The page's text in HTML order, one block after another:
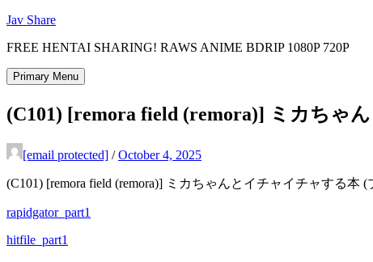
Skip
content
Jav Share
FREE HENTAI SHARING! RAWS ANIME BDRIP 1080P 720P
Primary Menu
(C101) [remora field (remora)] ミカちゃ
[email protected] / October 4, 2025
(C101) [remora field (remora)] ミカちゃんとイチャイチャする本
rapidgator_part1
hitfile_part1